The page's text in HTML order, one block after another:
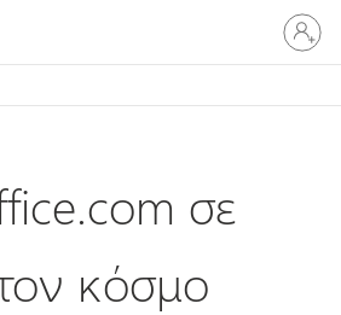
Είσοδος
στον
σε
κόσμο